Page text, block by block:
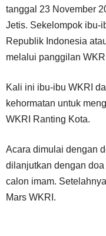
tanggal 23 November
Jetis. Sekelompok ibu-
Republik Indonesia
melalui panggilan
Kali ini ibu-ibu WKRI
kehormatan untuk
WKRI Ranting Kota.
Acara dimulai dengan
dilanjutkan dengan
calon imam.
Mars WKRI.